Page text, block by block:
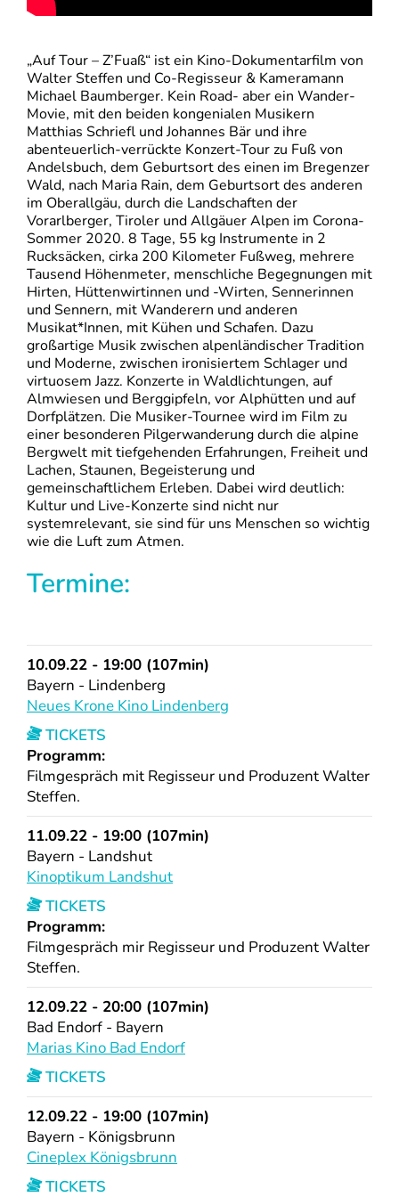
„Auf Tour – Z’Fuaß“ ist ein Kino-Dokumentarfilm von
Walter Steffen und Co-Regisseur & Kameramann
Michael Baumberger. Kein Road- aber ein Wander-
Movie, mit den beiden kongenialen Musikern
Matthias Schriefl und Johannes Bär und ihre
abenteuerlich-verrückte Konzert-Tour zu Fuß von
Andelsbuch, dem Geburtsort des einen im Bregenzer
Wald, nach Maria Rain, dem Geburtsort des anderen
im Oberallgäu, durch die Landschaften der
Vorarlberger, Tiroler und Allgäuer Alpen im Corona-
Sommer 2020. 8 Tage, 55 kg Instrumente in 2
Rucksäcken, cirka 200 Kilometer Fußweg, mehrere
Tausend Höhenmeter, menschliche Begegnungen mit
Hirten, Hüttenwirtinnen und -Wirten, Sennerinnen
und Sennern, mit Wanderern und anderen
Musikat*Innen, mit Kühen und Schafen. Dazu
großartige Musik zwischen alpenländischer Tradition
und Moderne, zwischen ironisiertem Schlager und
virtuosem Jazz. Konzerte in Waldlichtungen, auf
Almwiesen und Berggipfeln, vor Alphütten und auf
Dorfplätzen. Die Musiker-Tournee wird im Film zu
einer besonderen Pilgerwanderung durch die alpine
Bergwelt mit tiefgehenden Erfahrungen, Freiheit und
Lachen, Staunen, Begeisterung und
gemeinschaftlichem Erleben. Dabei wird deutlich:
Kultur und Live-Konzerte sind nicht nur
systemrelevant, sie sind für uns Menschen so wichtig
wie die Luft zum Atmen.
Termine:
10.09.22 - 19:00 (107min)
Bayern - Lindenberg
Neues Krone Kino Lindenberg
TICKETS
Programm:
Filmgespräch mit Regisseur und Produzent Walter
Steffen.
11.09.22 - 19:00 (107min)
Bayern - Landshut
Kinoptikum Landshut
TICKETS
Programm:
Filmgespräch mir Regisseur und Produzent Walter
Steffen.
12.09.22 - 20:00 (107min)
Bad Endorf - Bayern
Marias Kino Bad Endorf
TICKETS
12.09.22 - 19:00 (107min)
Bayern - Königsbrunn
Cineplex Königsbrunn
TICKETS